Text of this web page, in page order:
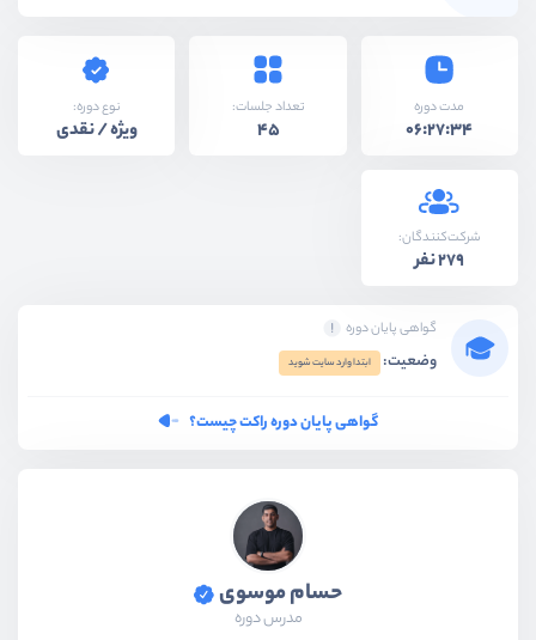
مدت دوره
06:27:34
تعداد جلسات:
45
نوع دوره:
ویژه / نقدی
شرکت‌کنندگان:
279 نفر
گواهی پایان دوره
وضعیت: ابتدا وارد سایت شوید
گواهی پایان دوره راکت چیست؟
حسام موسوی
مدرس دوره